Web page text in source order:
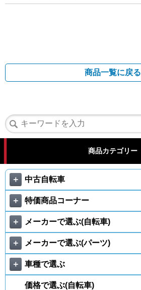
商品一覧に戻る
商品カテゴリー
＋ 中古自転車
＋ 特価商品コーナー
＋ メーカーで選ぶ(自転車)
＋ メーカーで選ぶ(パーツ)
＋ 車種で選ぶ
価格で選ぶ(自転車)